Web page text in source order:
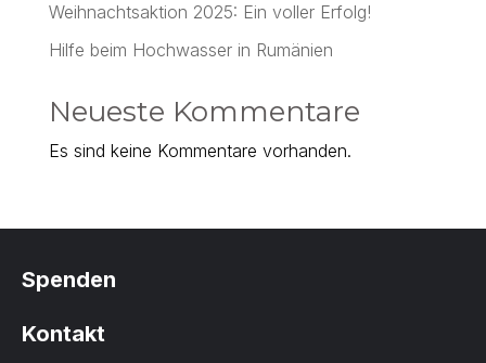
Weihnachtsaktion 2025: Ein voller Erfolg!
Hilfe beim Hochwasser in Rumänien
Neueste Kommentare
Es sind keine Kommentare vorhanden.
Spenden
Kontakt